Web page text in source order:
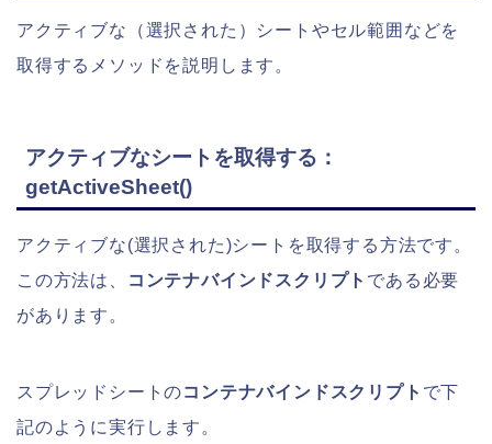
アクティブな（選択された）シートやセル範囲などを
取得するメソッドを説明します。
アクティブなシートを取得する：
getActiveSheet()
アクティブな(選択された)シートを取得する方法です。
この方法は、
コンテナバインドスクリプト である必要
があります。
スプレッドシートのコンテナバインドスクリプト で下
記のように実行します。